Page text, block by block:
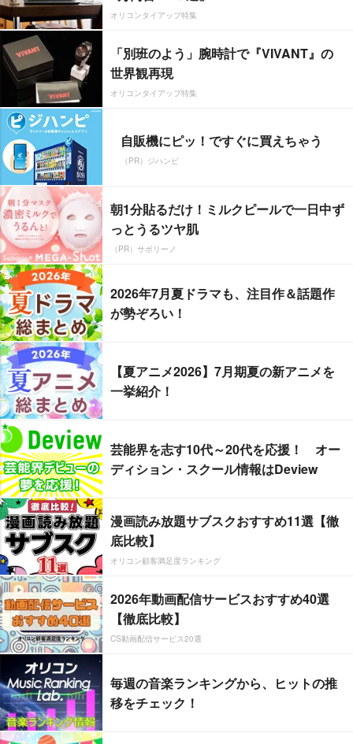
オリコンタイアップ特集
「別班のよう」腕時計で『VIVANT』の
世界観再現
オリコンタイアップ特集
自販機にピッ！ですぐに買えちゃう
（PR）ジハンピ
朝1分貼るだけ！ミルクピールで一日中ず
っとうるツヤ肌
（PR）サボリーノ
2026年7月夏ドラマも、注目作＆話題作
が勢ぞろい！
【夏アニメ2026】7月期夏の新アニメを
一挙紹介！
芸能界を志す10代～20代を応援！ オー
ディション・スクール情報はDeview
漫画読み放題サブスクおすすめ11選【徹
底比較】
オリコン顧客満足度ランキング
2026年動画配信サービスおすすめ40選
【徹底比較】
CS動画配信サービス20選
毎週の音楽ランキングから、ヒットの推
移をチェック！